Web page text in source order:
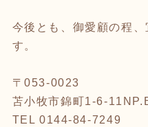
今後とも、御愛顧の程
す。
〒053-0023
苫小牧市錦町1-6-
TEL 0144-84-7249